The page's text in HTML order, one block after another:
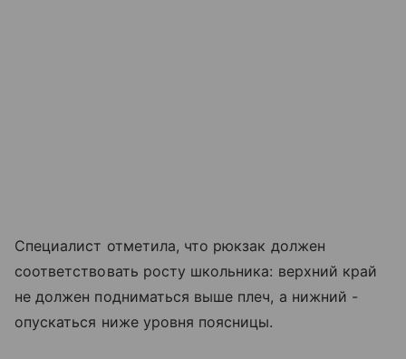
Специалист отметила, что рюкзак должен
соответствовать росту школьника: верхний край
не должен подниматься выше плеч, а нижний -
опускаться ниже уровня поясницы.